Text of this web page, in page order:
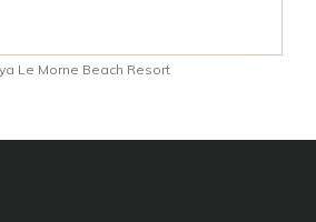
Le Morne Beach Resort